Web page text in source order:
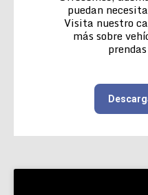
puedan
Visita nuestro
más sobre